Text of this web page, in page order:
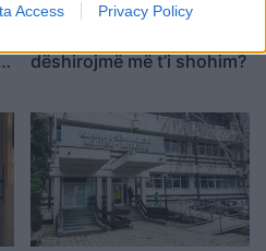
Access Privacy Policy
Çfarë na shtyn të ruajmë
dëshirojmë më t’i shohim?